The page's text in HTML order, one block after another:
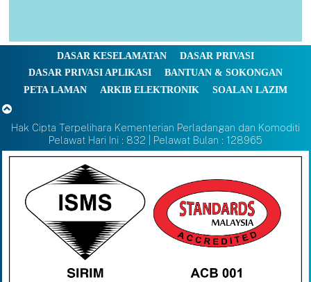
DASAR KESELAMATAN
DASAR PRIVASI
DASAR PRIVASI APLIKASI
BANTUAN & SOKONGAN
PETA LAMAN
ARKIB ELEKTRONIK SOALAN LAZIM
Hak Cipta Terpelihara Kementerian Perladangan dan Komoditi
Pelawat Hari Ini : 832 | Pelawat Bulan : 128965